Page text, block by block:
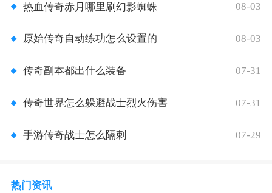
热血传奇赤月哪里刷幻影蜘蛛 08-03
原始传奇自动练功怎么设置的 08-03
传奇副本都出什么装备 07-31
传奇世界怎么躲避战士烈火伤害 07-31
手游传奇战士怎么隔刺 07-29
热门资讯